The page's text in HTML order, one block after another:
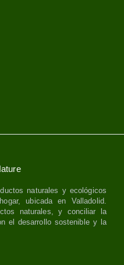
naturales y ecológicos
ubicada en Valladolid.
naturales, y conciliar la
el desarrollo sostenible y la